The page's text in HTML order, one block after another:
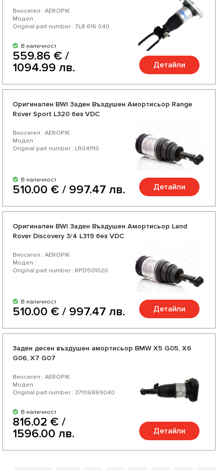
Вносител : AEROPIK
Модел :
Original part number : 7L8 616 040
В наличност
559.86 € /
1094.99 лв.
Детайли
Оригинален BWI Заден Въздушен Амортисьор Range
Rover Sport L320 без VDC
Вносител : AEROPIK
Модел :
Original part number : LR041110
В наличност
510.00 € / 997.47 лв. Детайли
Оригинален BWI Заден Въздушен Амортисьор Land
Rover Discovery 3/4 L319 без VDC
Вносител : AEROPIK
Модел :
Original part number : RPD501020
В наличност
510.00 € / 997.47 лв. Детайли
Заден десен въздушен амортисьор BMW X5 G05, X6
G06, X7 G07
Вносител : AEROPIK
Модел :
Original part number : 37106869040
В наличност
816.02 € /
1596.00 лв.
Детайли